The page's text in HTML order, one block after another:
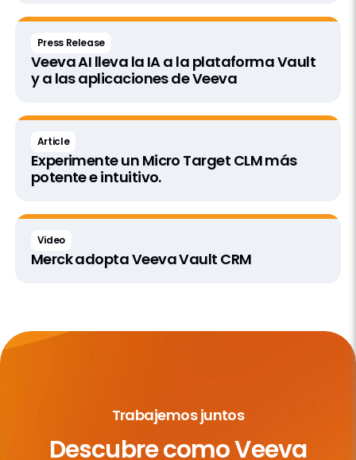
Press Release
Veeva AI lleva la IA a la plataforma Vault
y a las aplicaciones de Veeva
Article
Experimente un Micro Target CLM más
potente e intuitivo.
Video
Merck adopta Veeva Vault CRM
Trabajemos juntos
Descubre comoVeeva